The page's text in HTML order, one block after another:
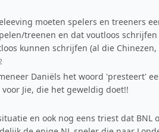
moeten spelers en treeners
treenen en dat voutloos
kunnen schrijfen (al die
Daniëls het woord 'presteert'
Jie, die het geweldig doet!!
en ook nog eens triest dat